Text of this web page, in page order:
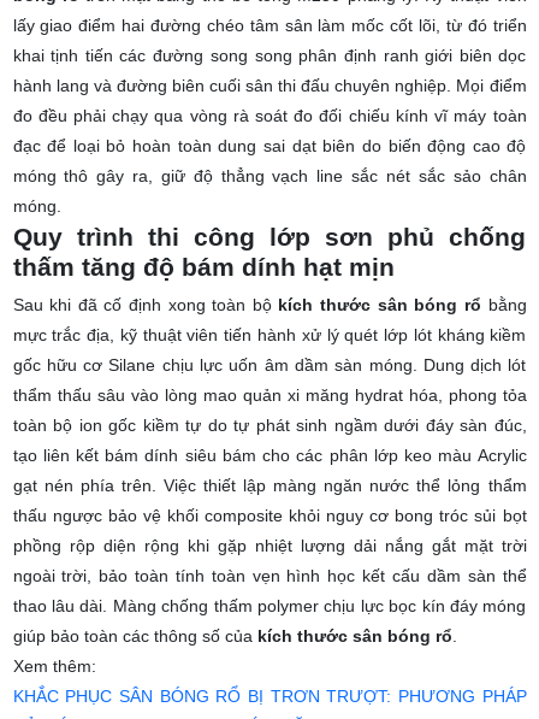
lấy giao điểm hai đường chéo tâm sân làm mốc cốt lõi, từ đó triển
khai tịnh tiến các đường song song phân định ranh giới biên dọc
hành lang và đường biên cuối sân thi đấu chuyên nghiệp. Mọi điểm
đo đều phải chạy qua vòng rà soát đo đối chiếu kính vĩ máy toàn
đạc để loại bỏ hoàn toàn dung sai dạt biên do biến động cao độ
móng thô gây ra, giữ độ thẳng vạch line sắc nét sắc sảo chân
móng.
Quy trình thi công lớp sơn phủ chống
thấm tăng độ bám dính hạt mịn
Sau khi đã cố định xong toàn bộ kích thước sân bóng rổ bằng
mực trắc địa, kỹ thuật viên tiến hành xử lý quét lớp lót kháng kiềm
gốc hữu cơ Silane chịu lực uốn âm dầm sàn móng. Dung dịch lót
thẩm thấu sâu vào lòng mao quản xi măng hydrat hóa, phong tỏa
toàn bộ ion gốc kiềm tự do tự phát sinh ngầm dưới đáy sàn đúc,
tạo liên kết bám dính siêu bám cho các phân lớp keo màu Acrylic
gạt nén phía trên. Việc thiết lập màng ngăn nước thể lỏng thẩm
thấu ngược bảo vệ khối composite khỏi nguy cơ bong tróc sủi bọt
phồng rộp diện rộng khi gặp nhiệt lượng dải nắng gắt mặt trời
ngoài trời, bảo toàn tính toàn vẹn hình học kết cấu dầm sàn thể
thao lâu dài. Màng chống thấm polymer chịu lực bọc kín đáy móng
giúp bảo toàn các thông số của kích thước sân bóng rổ.
Xem thêm:
KHẮC PHỤC SÂN BÓNG RỔ BỊ TRƠN TRƯỢT: PHƯƠNG PHÁP